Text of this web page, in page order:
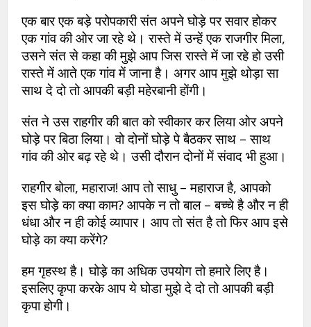
एक बार एक बड़े परोपकारी संत अपने घोड़े पर सवार होकर
एक गांव की ओर जा रहे थे। रास्ते में उन्हें एक राजगीर मिला,
उसने संत से कहा की मुझे आप जिस रास्ते में जा रहे हो उसी
रास्ते में आते एक गांव में जाना है। अगर आप मुझे थोड़ा सा
साथ दे दो तो आपकी बड़ी महेरबानी होंगी।
संत ने उस राहगीर की बात को स्वीकार कर लिया ओर अपने
घोड़े पर बिठा लिया। वो दोनों घोड़े पे बैठकर साथ – साथ
गांव की ओर बढ़ रहे थे। उसी दौरान दोनों में संवाद भी हुआ।
राहगीर बोला, महाराज! आप तो साधु – महाराज है, आपको
इस घोड़े का क्या काम? आपके न तो बाल – बच्चे है और न ही
धंधा और न ही कोई व्यापार। आप तो संत है तो फिर आप इसे
घोड़े का क्या करेंगे?
हम गृहस्थ है। घोड़े का अधिक उपयोग तो हमारे लिए है।
इसलिए कृपा करके आप ये घोडा मुझे दे दो तो आपकी बड़ी
कृपा होगी।